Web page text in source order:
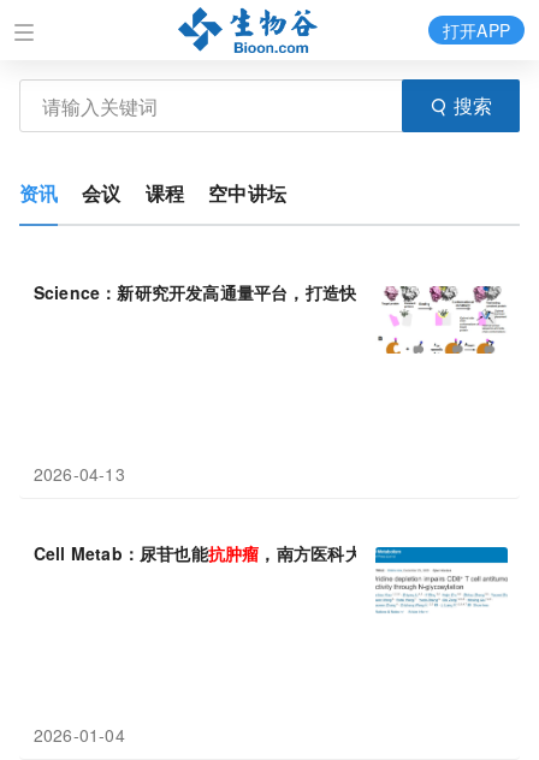
搜索
打开APP
资讯 会议 课程 空中讲坛
Science：新研究开发高通量平台，打造快速共价蛋白药物
2026-04-13
Cell Metab：尿苷也能抗肿瘤 ，南方医科大学梁莉/王志章表明尿
2026-01-04